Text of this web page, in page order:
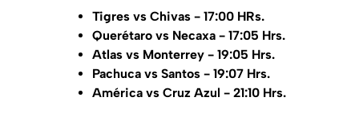
Tigres vs Chivas - 17:00 HRs.
Querétaro vs Necaxa - 17:05 Hrs.
Atlas vs Monterrey - 19:05 Hrs.
Pachuca vs Santos - 19:07 Hrs.
América vs Cruz Azul - 21:10 Hrs.